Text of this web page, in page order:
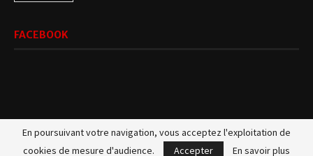
FACEBOOK
2018 - Bernardini Nutrition Sportive | BNS Equipement Fitness mentions légales
En poursuivant votre navigation, vous acceptez l'exploitation de
cookies de mesure d'audience.
Accepter En savoir plus